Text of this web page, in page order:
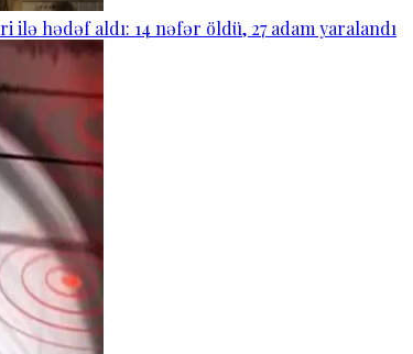
ilə hədəf aldı: 14 nəfər öldü, 27 adam yaralandı